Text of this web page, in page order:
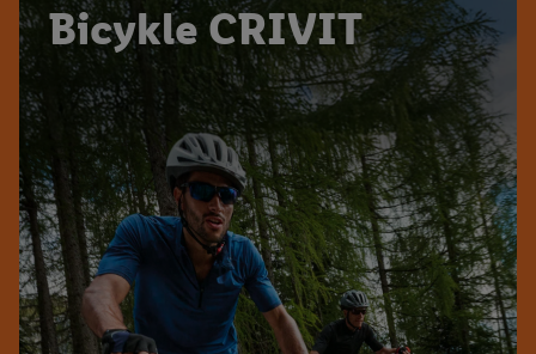
Bicykle CRIVIT